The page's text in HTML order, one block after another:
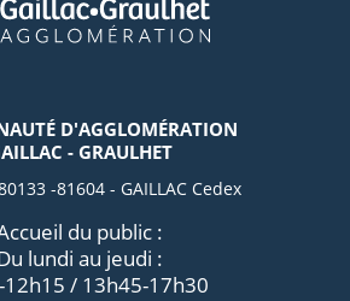
D'AGGLOMÉRATION
- GRAULHET
-81604 - GAILLAC Cedex
du public :
lundi au jeudi :
12h15 / 13h45-17h30